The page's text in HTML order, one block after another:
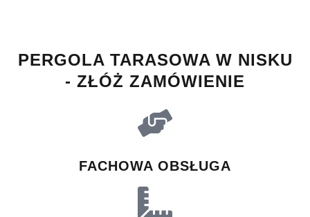
PERGOLA TARASOWA W NISKU
- ZŁÓŻ ZAMÓWIENIE
FACHOWA OBSŁUGA